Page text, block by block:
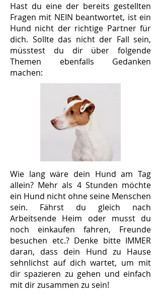
Hast du eine der bereits gestellten
Fragen mit NEIN beantwortet, ist ein
Hund nicht der richtige Partner für
dich. Sollte das nicht der Fall sein,
müsstest du dir über folgende
Themen ebenfalls Gedanken
machen:
Wie lang wäre dein Hund am Tag
allein? Mehr als 4 Stunden möchte
ein Hund nicht ohne seine Menschen
sein. Fährst du gleich nach
Arbeitsende Heim oder musst du
noch einkaufen fahren, Freunde
besuchen etc.? Denke bitte IMMER
daran, dass dein Hund zu Hause
sehnlichst auf dich wartet, um mit
dir spazieren zu gehen und einfach
mit dir zusammen zu sein!